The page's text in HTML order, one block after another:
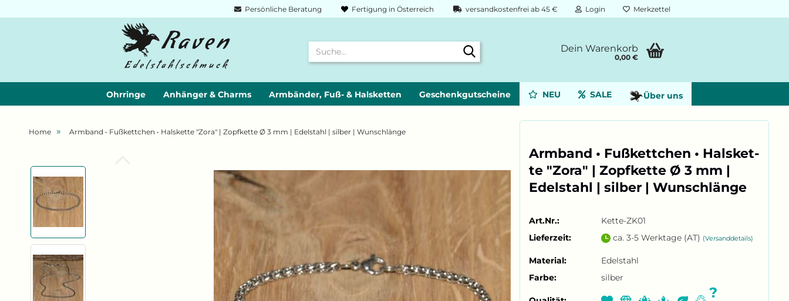
Persönliche Beratung Fertigung in Österreich versandkostenfrei ab 45 € Login Merkzettel
Dein Warenkorb
0,00 €
Ohrringe Anhänger & Charms Armbänder, Fuß- & Halsketten Geschenkgutscheine NEU SALE Über uns
Home » Armband • Fußkettchen • Halskette "Zora" | Zopfkette Ø 3 mm | Edelstahl | silber | Wunschlänge
Arm­band • Fuß­kett­chen • Hals­ket­
te "Zora" | Zopf­ket­te Ø 3 mm |
Edel­stahl | sil­ber | Wunsch­län­ge
Art.Nr.:
Kette-ZK01
Lieferzeit:
ca. 3-5 Werktage (AT) (Versanddetails)
Material:
Edelstahl
Farbe:
silber
?